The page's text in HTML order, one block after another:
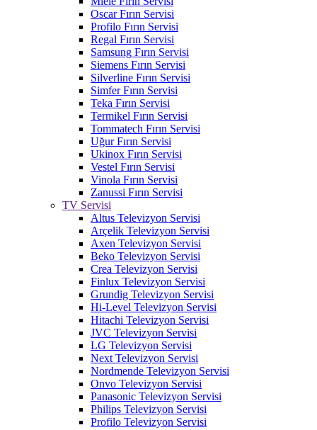
Oscar Fırın Servisi
Profilo Fırın Servisi
Regal Fırın Servisi
Samsung Fırın Servisi
Siemens Fırın Servisi
Silverline Fırın Servisi
Simfer Fırın Servisi
Teka Fırın Servisi
Termikel Fırın Servisi
Tommatech Fırın Servisi
Uğur Fırın Servisi
Ukinox Fırın Servisi
Vestel Fırın Servisi
Vinola Fırın Servisi
Zanussi Fırın Servisi
TV Servisi
Altus Televizyon Servisi
Arçelik Televizyon Servisi
Axen Televizyon Servisi
Beko Televizyon Servisi
Crea Televizyon Servisi
Finlux Televizyon Servisi
Grundig Televizyon Servisi
Hi-Level Televizyon Servisi
Hitachi Televizyon Servisi
JVC Televizyon Servisi
LG Televizyon Servisi
Next Televizyon Servisi
Nordmende Televizyon Servisi
Onvo Televizyon Servisi
Panasonic Televizyon Servisi
Philips Televizyon Servisi
Profilo Televizyon Servisi